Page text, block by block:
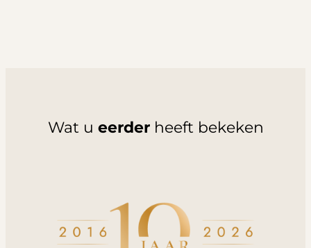
Wat u eerderheeft bekeken